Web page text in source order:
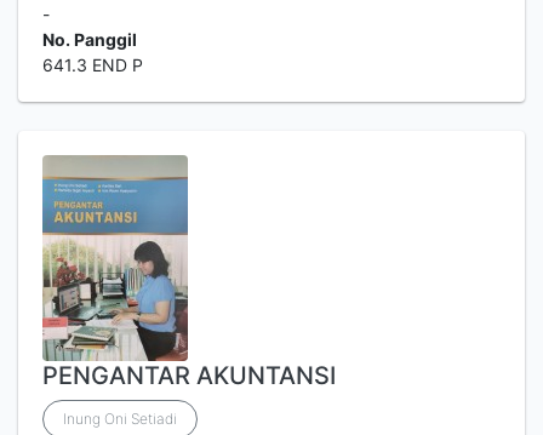
-
No. Panggil
641.3 END P
PENGANTAR AKUNTANSI
Inung Oni Setiadi